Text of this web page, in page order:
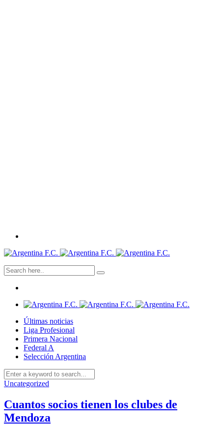
Últimas noticias
Liga Profesional
Primera Nacional
Federal A
Selección Argentina
Uncategorized
Cuantos socios tienen los clubes de
Mendoza